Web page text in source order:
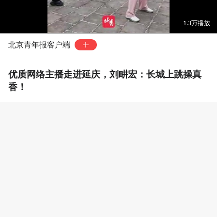
02:11
1.3万播放
北京青年报客户端
优质网络主播走进延庆，刘畊宏：长城上跳操真
香！